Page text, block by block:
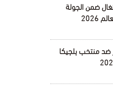
ضمن الجولة
ضد منتخب بلجيكا